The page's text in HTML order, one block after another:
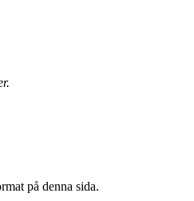
på denna sida.